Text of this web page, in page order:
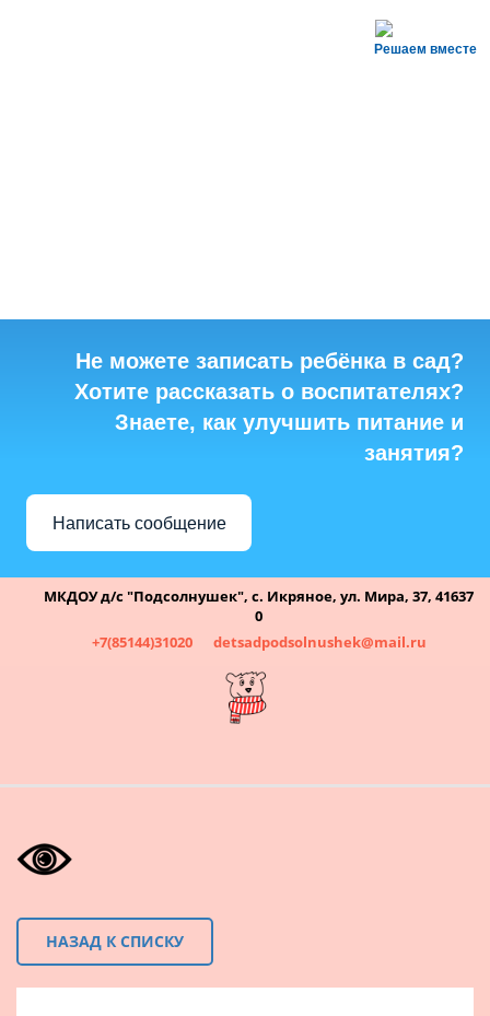
Решаем вместе
Не можете записать ребёнка в сад?
Хотите рассказать о воспитателях?
Знаете, как улучшить питание и
занятия?
Написать сообщение
МКДОУ д/с "Подсолнушек", с. Икряное, ул. Мира, 37, 41637
0
+7(85144)31020
detsadpodsolnushek@mail.ru
НАЗАД К СПИСКУ